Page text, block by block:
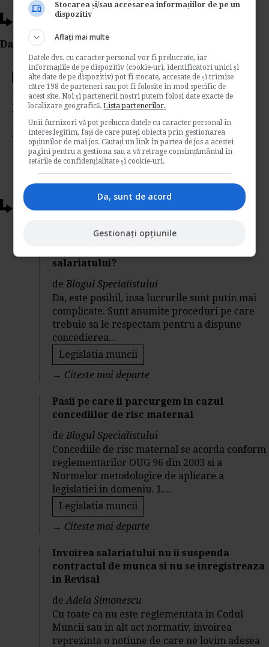
Ti-a placut acest articol?
Da Like, Printeaza sau trimite pe Email!
Votati articolul
Rating:
Nota:5din1voturi
Articole conexe
Neindeplinirea obiectivelor de
salariatului?
deBlogul Specialistului
Da, este posibil, insa lucrurile sunt putin mai
complicate. Sunt anumite proceduri pe care
trebuie sa le respectam pentru a dispune
concedierea...
Legislatia muncii
→ Citeste mai departe
Pasii pe care ii parcurgem in cazul
concediilor de risc maternal
deBlogul Specialistului
Concediile de risc maternal se acorda conform
reglementarilor OUG 96 din 2003 si a
Normelor metodologice de aplicare a
legislatiei in domeniu. 1....
Legislatia muncii
→ Citeste mai departe
Invoirea salariatului nu ii suspenda
contractul de munca si nu se inregistreaza
in Revisal
deAdela Simonescu
Cu toate ca nu este reglementata in Codul
Muncii sau in alt act normativ, invoirea
reprezinta o notiune de care ne lovim adesea
Stocarea și/sau accesarea informațiilor de pe un
dispozitiv
Aflați mai multe
Datele dvs. cu caracter personal vor fi prelucrate, iar
informațiile de pe dispozitiv (cookie-uri, identificatori unici și
alte date de pe dispozitiv) pot fi stocate, accesate de și trimise
către 198 de parteneri sau pot fi folosite în mod specific de
acest site. Noi și partenerii noștri putem folosi date exacte de
localizare geografică.Lista partenerilor.
Unii furnizori vă pot prelucra datele cu caracter personal în
interes legitim, față de care puteți obiecta prin gestionarea
opțiunilor de mai jos. Căutați un link în partea de jos a acestei
pagini pentru a gestiona sau a vă retrage consimțământul în
setările de confidențialitate și cookie-uri.
Da, sunt de acord
Gestionați opțiunile